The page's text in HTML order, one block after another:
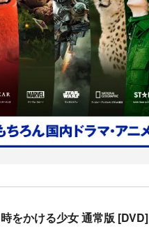
時をかける少女 通常版 [DVD]